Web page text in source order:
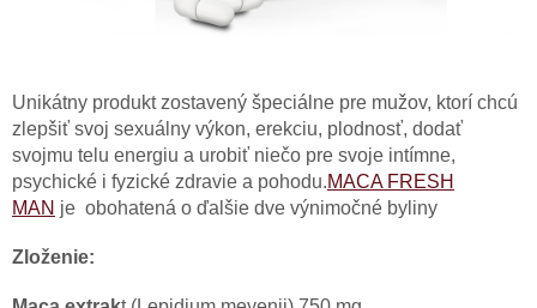
Unikátny produkt zostavený špeciálne pre mužov, ktorí chcú
zlepšiť svoj sexuálny výkon, erekciu, plodnosť, dodať
svojmu telu energiu a urobiť niečo pre svoje intímne,
psychické i fyzické zdravie a pohodu.MACA FRESH
MAN je obohatená o ďalšie dve výnimočné byliny
Zloženie: